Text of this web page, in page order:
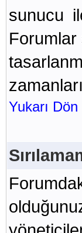
sunucu
Forumlar
Yukarı Dön